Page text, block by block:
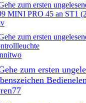
MINI PRO 45 an ST1
- 0 von 5
- 0 von 5 durchschnittlich
- 0 von 5